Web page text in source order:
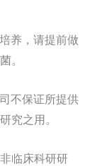
养，请提前做
。
不保证所提供
究之用。
临床科研研